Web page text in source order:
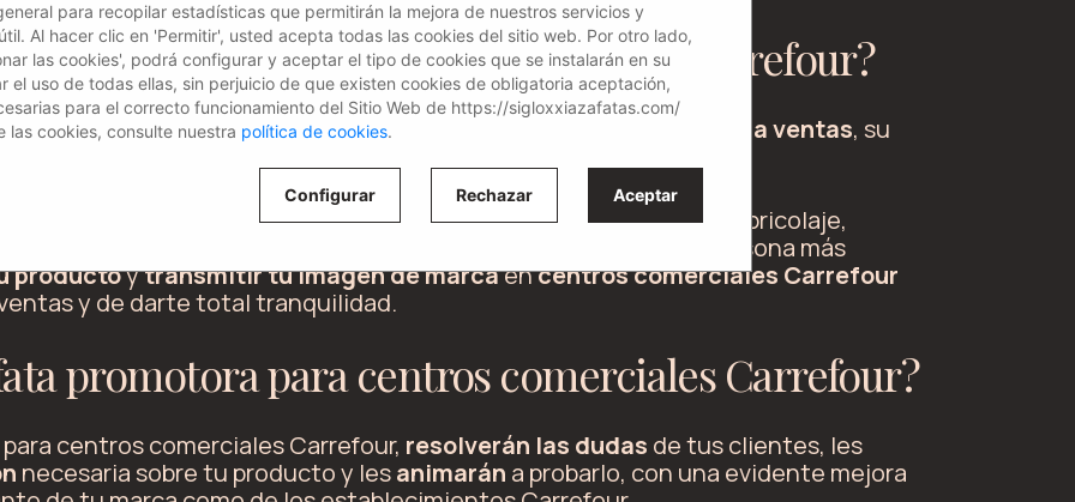
promotora para centros comerciales Carrefour?
comerciales Carrefour destacan por su perfil más orientado a ventas, su
en Carrefour y especializadas en alimentación, decoración, bricolaje,
y otros muchos servicios, siempre podremos encontrar a la persona más
productoytransmitir tu imagen de marcaencentros comerciales Carrefour
y de darte total tranquilidad.
promotora para centros comerciales Carrefour?
centros comerciales Carrefour, resolverán las dudas de tus clientes, les
necesaria sobre tu producto y lesanimarán a probarlo, con una evidente mejora
para recopilar estadísticas que permitirán la mejora de nuestros servicios y
Al hacer clic en 'Permitir', usted acepta todas las cookies del sitio web. Por otro lado,
las cookies', podrá configurar y aceptar el tipo de cookies que se instalarán en su
el uso de todas ellas, sin perjuicio de que existen cookies de obligatoria aceptación,
para el correcto funcionamiento del Sitio Web de https://sigloxxiazafatas.com/
las cookies, consulte nuestra política de cookies.
Configurar Rechazar Aceptar